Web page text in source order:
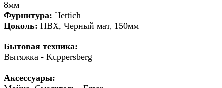
8мм
Фурнитура: Hettich
Цоколь: ПВХ, Черный мат, 150мм
Бытовая техника:
Вытяжка - Kuppersberg
Аксессуары: